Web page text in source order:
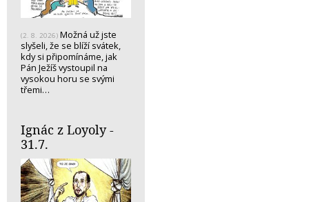
(2. 8. 2026) Možná už jste
slyšeli, že se blíží svátek,
kdy si připomínáme, jak
Pán Ježíš vystoupil na
vysokou horu se svými
třemi…
Ignác z Loyoly -
31.7.